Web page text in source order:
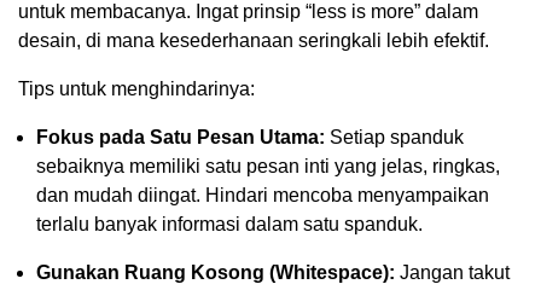
untuk membacanya. Ingat prinsip “less is more” dalam
desain, di mana kesederhanaan seringkali lebih efektif.
Tips untuk menghindarinya:
Fokus pada Satu Pesan Utama: Setiap spanduk
sebaiknya memiliki satu pesan inti yang jelas, ringkas,
dan mudah diingat. Hindari mencoba menyampaikan
terlalu banyak informasi dalam satu spanduk.
Gunakan Ruang Kosong (Whitespace): Jangan takut